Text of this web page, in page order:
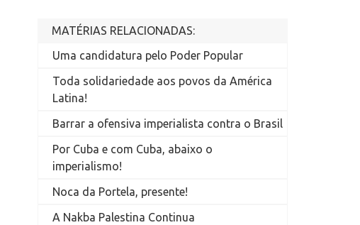
MATÉRIAS RELACIONADAS:
Uma candidatura pelo Poder Popular
Toda solidariedade aos povos da América
Latina!
Barrar a ofensiva imperialista contra o Brasil
Por Cuba e com Cuba, abaixo o
imperialismo!
Noca da Portela, presente!
A Nakba Palestina Continua